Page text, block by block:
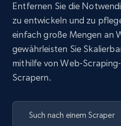
Entfernen Sie die
zu entwickeln und zu
einfach große Mengen an
gewährleisten Sie
mithilfe von Web-
Scrapern.